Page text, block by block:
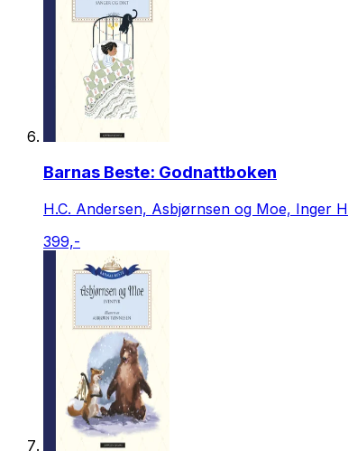
Barnas Beste: Godnattboken
H.C. Andersen, Asbjørnsen og Moe, Inger
399,-